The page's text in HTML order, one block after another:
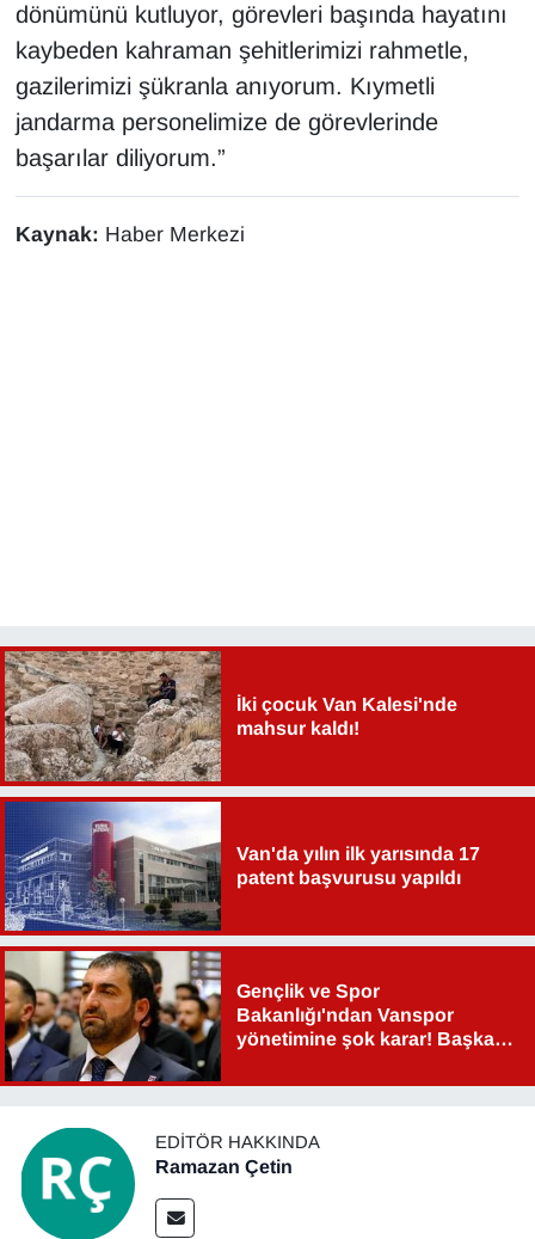
dönümünü kutluyor, görevleri başında hayatını
kaybeden kahraman şehitlerimizi rahmetle,
gazilerimizi şükranla anıyorum. Kıymetli
jandarma personelimize de görevlerinde
başarılar diliyorum.”
Kaynak: Haber Merkezi
İki çocuk Van Kalesi'nde
mahsur kaldı!
Van'da yılın ilk yarısında 17
patent başvurusu yapıldı
Gençlik ve Spor
Bakanlığı'ndan Vanspor
yönetimine şok karar! Başkan
EDITÖR HAKKINDA
Ramazan Çetin
VAN'DA SPOR
Vasıta
YAŞAM
YEREL